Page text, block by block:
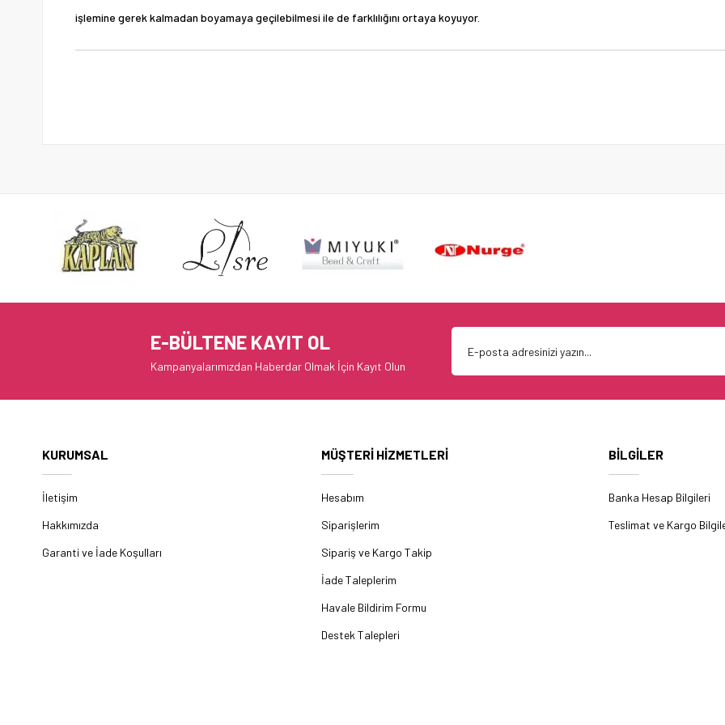
işlemine gerek kalmadan boyamaya geçilebilmesi ile de farklılığını ortaya koyuyor.
E-BÜLTENE KAYIT OL
Kampanyalarımızdan Haberdar Olmak İçin Kayıt Olun
KURUMSAL
İletişim
Hakkımızda
Garanti ve İade Koşulları
MÜŞTERİ HİZMETLERİ
Hesabım
Siparişlerim
Sipariş ve Kargo Takip
İade Taleplerim
Havale Bildirim Formu
Destek Talepleri
BİLGİLER
Banka Hesap Bilgileri
Teslimat ve Kargo